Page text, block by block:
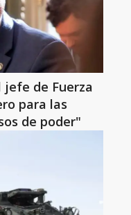
de Fuerza
para las
de poder"